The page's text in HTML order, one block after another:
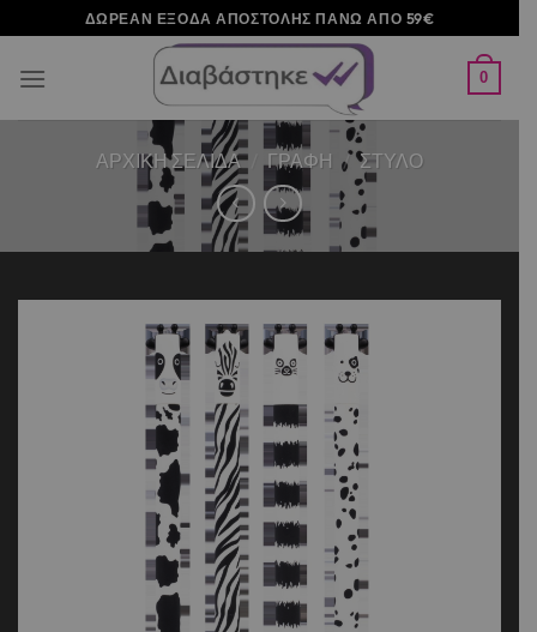
στο
περιεχόμενο
ΔΩΡΕΑΝ ΕΞΟΔΑ ΑΠΟΣΤΟΛΗΣ ΠΑΝΩ ΑΠΟ 59€
0
ΑΡΧΙΚΉ ΣΕΛΊΔΑ ΓΡΑΦΗ / ΣΤΥΛΟ